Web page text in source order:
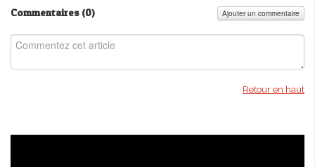
Commentaires (0) Ajouter un commentaire
Retour en haut